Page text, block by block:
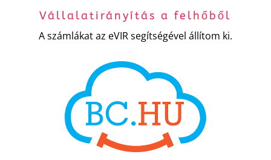
Vállalatirányítás a felhőből
A számlákat az eVIR segítségével állítom ki.